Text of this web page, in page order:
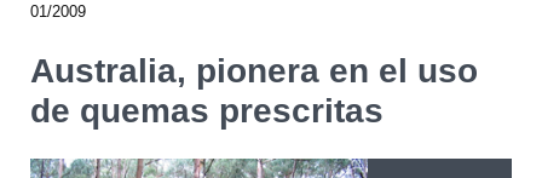
01/2009
Australia, pionera en el uso
de quemas prescritas